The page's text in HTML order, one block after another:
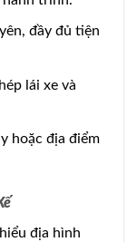
đầy đủ tiện
lái xe và
hoặc địa điểm
địa hình